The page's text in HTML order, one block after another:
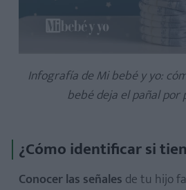
Infografía de Mi bebé y yo:
bebé deja el pañal por
¿Cómo identificar si
Conocer las señales de tu hijo